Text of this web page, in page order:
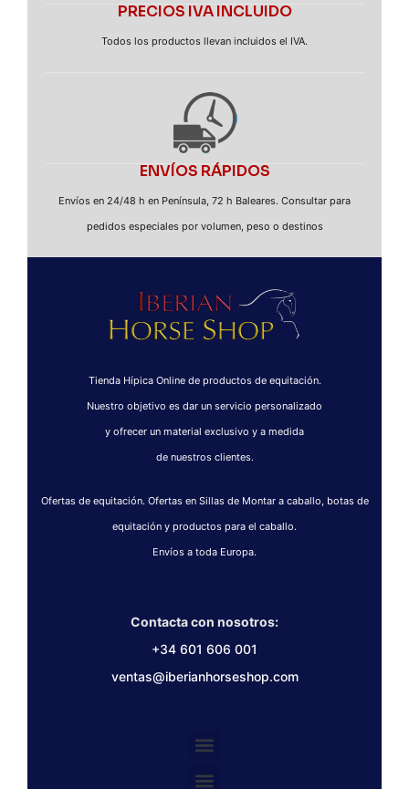
PRECIOS IVA INCLUIDO
Todos los productos llevan incluidos el IVA.
ENVÍOS RÁPIDOS
Envíos en 24/48 h en Península, 72 h Baleares. Consultar para
pedidos especiales por volumen, peso o destinos
Tienda Hípica Online de productos de equitación.
Nuestro objetivo es dar un servicio personalizado
y ofrecer un material exclusivo y a medida
de nuestros clientes.
Ofertas de equitación. Ofertas en Sillas de Montar a caballo, botas de
equitación y productos para el caballo.
Envíos a toda Europa.
Contacta con nosotros:
+34 601 606 001
ventas@iberianhorseshop.com